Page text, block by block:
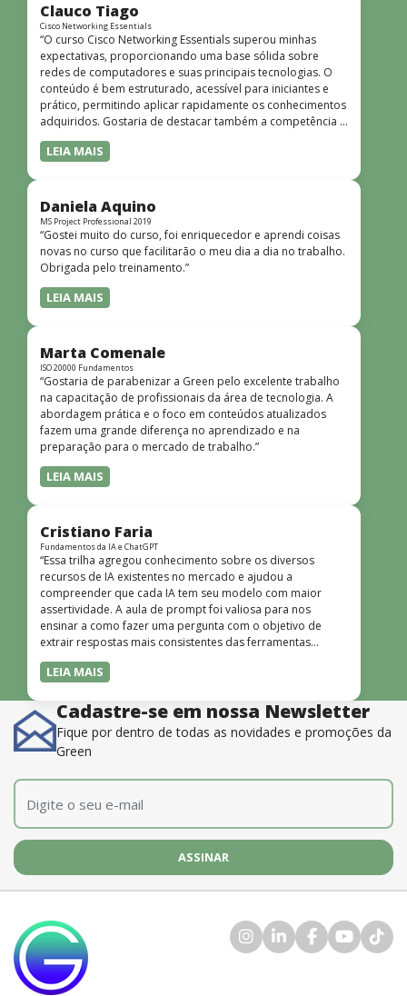
Clauco Tiago
Cisco Networking Essentials
“O curso Cisco Networking Essentials superou minhas
expectativas, proporcionando uma base sólida sobre
redes de computadores e suas principais tecnologias. O
conteúdo é bem estruturado, acessível para iniciantes e
prático, permitindo aplicar rapidamente os conhecimentos
adquiridos. Gostaria de destacar também a competência e
o conhecimento técnico do instrutor Peterson, que
demonstrou total domínio do assunto e soube explicar
dinâmicas e envolventes. Recomendo o curso para todos
que desejam iniciar ou aprofundar seus conhecimentos em
redes!”
LEIA MAIS
Daniela Aquino
MS Project Professional 2019
“Gostei muito do curso, foi enriquecedor e aprendi coisas
novas no curso que facilitarão o meu dia a dia no trabalho.
Obrigada pelo treinamento.”
LEIA MAIS
Marta Comenale
ISO 20000 Fundamentos
“Gostaria de parabenizar a Green pelo excelente trabalho
na capacitação de profissionais da área de tecnologia. A
abordagem prática e o foco em conteúdos atualizados
fazem uma grande diferença no aprendizado e na
preparação para o mercado de trabalho.”
LEIA MAIS
Cristiano Faria
Fundamentos da IA e ChatGPT
“Essa trilha agregou conhecimento sobre os diversos
recursos de IA existentes no mercado e ajudou a
compreender que cada IA tem seu modelo com maior
assertividade. A aula de prompt foi valiosa para nos
ensinar a como fazer uma pergunta com o objetivo de
extrair respostas mais consistentes das ferramentas
disponíveis. O instrutor também é muito bom, além de
dominar o conteúdo, possui uma didática que incentiva o
LEIA MAIS
Cadastre-se em nossa Newsletter
Fique por dentro de todas as novidades e promoções da
Green
E-mail